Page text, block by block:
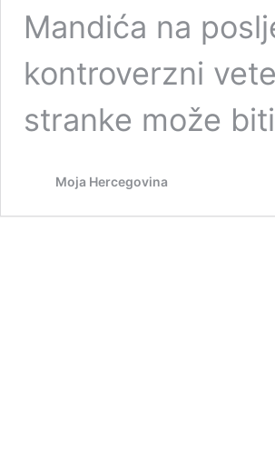
Mandića na
kontroverzni
stranke može
Moja Hercegovina